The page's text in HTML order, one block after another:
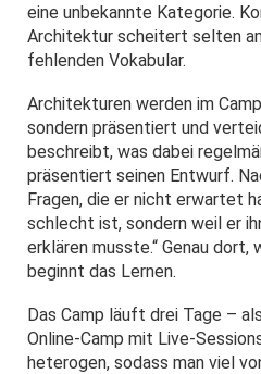
eine unbekannte Kategorie.
Architektur scheitert selten
fehlenden Vokabular.
Architekturen werden im
sondern präsentiert und
beschreibt, was dabei
präsentiert seinen Entwurf.
Fragen, die er nicht erwartet
schlecht ist, sondern weil er
erklären musste.“ Genau dort,
beginnt das Lernen.
Das Camp läuft drei Tage –
Online-Camp mit Live-
heterogen, sodass man viel